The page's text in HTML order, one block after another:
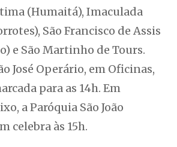
(Humaitá), Imaculada
São Francisco de Assis
e São Martinho de Tours.
José Operário, em Oficinas,
para as 14h. Em
a Paróquia São João
celebra às 15h.